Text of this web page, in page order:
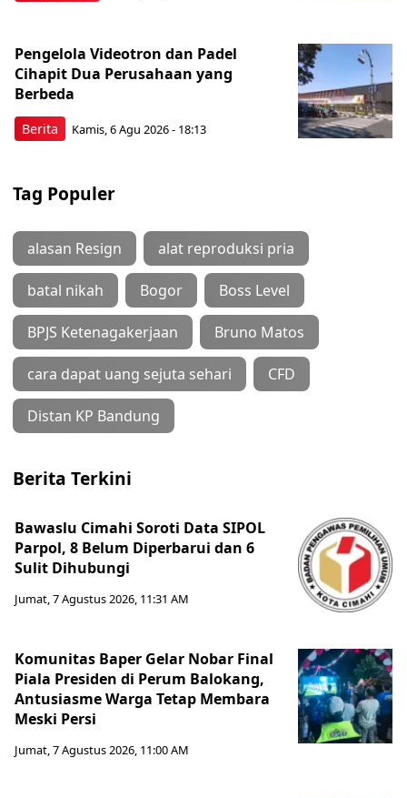
Berita
Pengelola Videotron dan Padel
Cihapit Dua Perusahaan yang
Berbeda
Kamis, 6 Agu 2026 - 18:13
Tag Populer
alasan Resign alat reproduksi pria
batal nikah Bogor Boss Level
BPJS Ketenagakerjaan Bruno Matos
cara dapat uang sejuta sehari CFD
Distan KP Bandung
Berita Terkini
Bawaslu Cimahi Soroti Data SIPOL
Parpol, 8 Belum Diperbarui dan 6
Sulit Dihubungi
Jumat, 7 Agustus 2026, 11:31 AM
Komunitas Baper Gelar Nobar Final
Piala Presiden di Perum Balokang,
Antusiasme Warga Tetap Membara
Meski Persi
Jumat, 7 Agustus 2026, 11:00 AM